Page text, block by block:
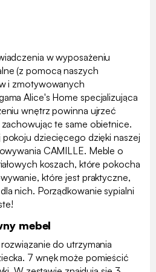
w wyposażeniu
(z pomocą naszych
i zmotywowanych
Alice's Home specjalizująca
wnętrz powinna ujrzeć
zachowując te same obietnice.
dziecięcego dzięki naszej
CAMILLE. Meble o
koszach, które pokocha
które jest praktyczne,
nich. Porządkowanie sypialni
mebel
do utrzymania
7 wnęk może pomieścić